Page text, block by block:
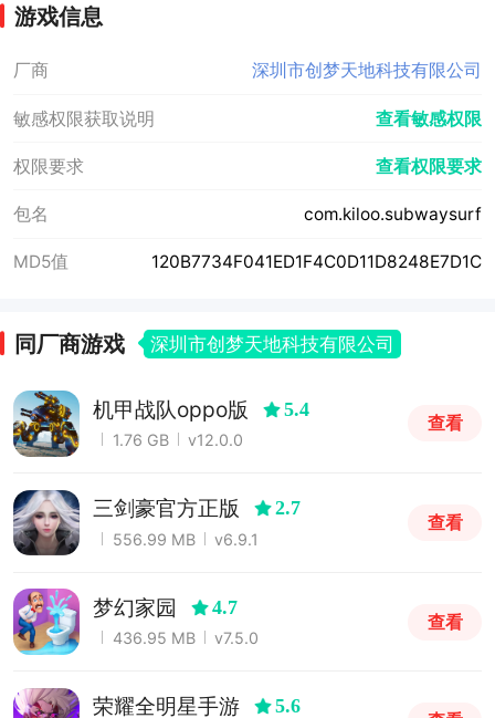
游戏信息
厂商 深圳市创梦天地科技有限公司
敏感权限获取说明 查看敏感权限
权限要求 查看权限要求
包名 com.kiloo.subwaysurf
MD5值 120B7734F041ED1F4C0D11D8248E7D1C
同厂商游戏 深圳市创梦天地科技有限公司
机甲战队oppo版 5.4
1.76 GB v12.0.0
查看
三剑豪官方正版 2.7
556.99 MB v6.9.1
查看
梦幻家园 4.7
436.95 MB v7.5.0
查看
荣耀全明星手游 5.6